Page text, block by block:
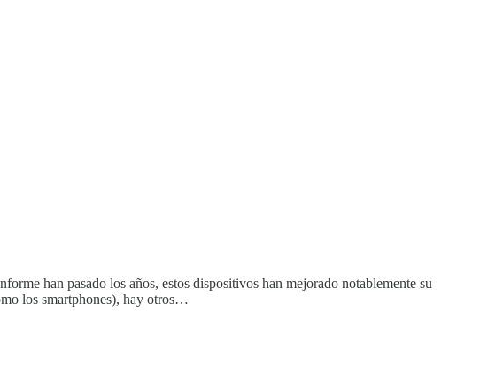
han pasado los años, estos dispositivos han mejorado notablemente su
los smartphones), hay otros…